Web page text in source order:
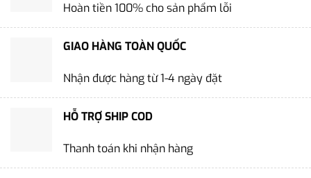
Hoàn tiền 100% cho sản phẩm lỗi
GIAO HÀNG TOÀN QUỐC
Nhận được hàng từ 1-4 ngày đặt
HỖ TRỢ SHIP COD
Thanh toán khi nhận hàng